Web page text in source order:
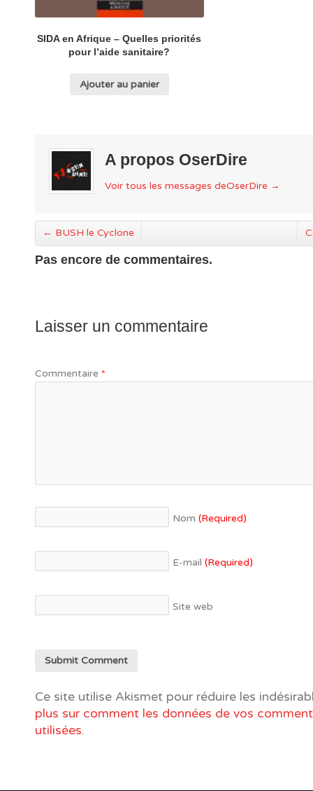
SIDA en Afrique – Quelles priorités
pour l’aide sanitaire?
Ajouter au panier
A propos OserDire
Voir tous les messages deOserDire →
← BUSH le Cyclone
Pas encore de commentaires.
Laisser un commentaire
Commentaire *
Nom (Required)
E-mail (Required)
Site web
Ce site utilise Akismet pour réduire les
plus sur comment les données de vos
utilisées.